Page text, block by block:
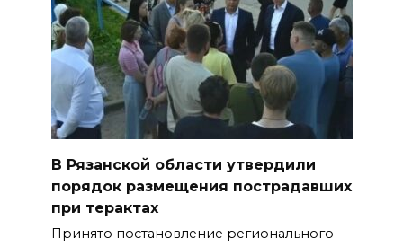
В Рязанской области утвердили
порядок размещения пострадавших
при терактах
Принято постановление регионального